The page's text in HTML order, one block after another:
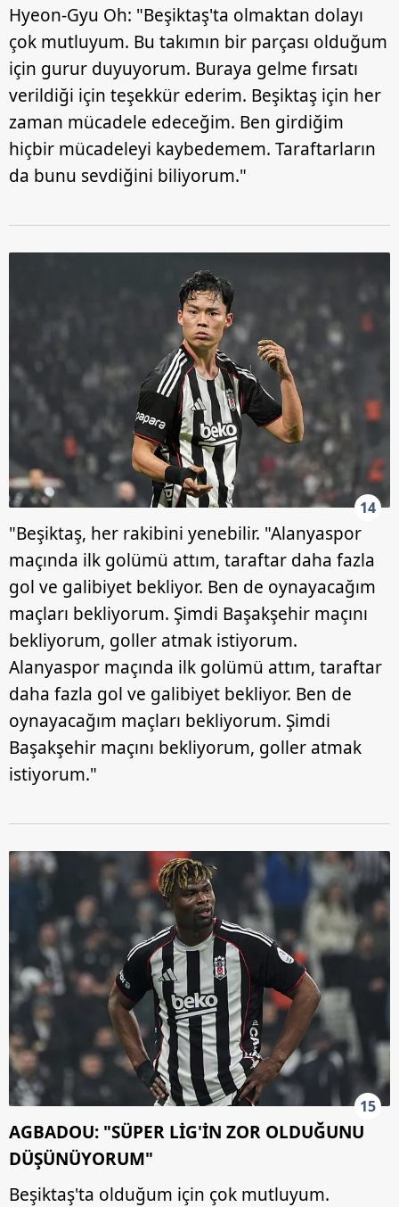
Hyeon-Gyu Oh: "Beşiktaş'ta olmaktan dolayı
çok mutluyum. Bu takımın bir parçası olduğum
için gurur duyuyorum. Buraya gelme fırsatı
verildiği için teşekkür ederim. Beşiktaş için her
zaman mücadele edeceğim. Ben girdiğim
hiçbir mücadeleyi kaybedemem. Taraftarların
da bunu sevdiğini biliyorum."
14
"Beşiktaş, her rakibini yenebilir. "Alanyaspor
maçında ilk golümü attım, taraftar daha fazla
gol ve galibiyet bekliyor. Ben de oynayacağım
maçları bekliyorum. Şimdi Başakşehir maçını
bekliyorum, goller atmak istiyorum.
Alanyaspor maçında ilk golümü attım, taraftar
daha fazla gol ve galibiyet bekliyor. Ben de
oynayacağım maçları bekliyorum. Şimdi
Başakşehir maçını bekliyorum, goller atmak
istiyorum."
15
AGBADOU: "SÜPER LİG'İN ZOR OLDUĞUNU
DÜŞÜNÜYORUM"
Beşiktaş'ta olduğum için çok mutluyum.